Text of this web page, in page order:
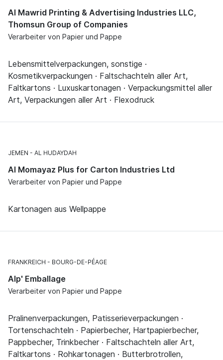
Al Mawrid Printing & Advertising Industries LLC,
Thomsun Group of Companies
Verarbeiter von Papier und Pappe
Lebensmittelverpackungen, sonstige ·
Kosmetikverpackungen · Faltschachteln aller Art,
Faltkartons · Luxuskartonagen · Verpackungsmittel aller
Art, Verpackungen aller Art · Flexodruck
JEMEN AL HUDAYDAH
Al Momayaz Plus for Carton Industries Ltd
Verarbeiter von Papier und Pappe
Kartonagen aus Wellpappe
FRANKREICH BOURG-DE-PÉAGE
Alp' Emballage
Verarbeiter von Papier und Pappe
Pralinenverpackungen, Patisserieverpackungen ·
Tortenschachteln · Papierbecher, Hartpapierbecher,
Pappbecher, Trinkbecher · Faltschachteln aller Art,
Faltkartons · Rohkartonagen · Butterbrotrollen,